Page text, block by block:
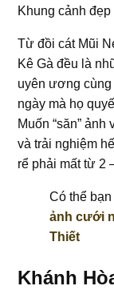
Khung cảnh
Từ đồi cát Mũi
Kê Gà đều là
uyên ương
ngày mà họ
Muốn “săn”
và trải nghiệm
rể phải mất từ 2
Có thể
ảnh cưới
Thiết
Khánh